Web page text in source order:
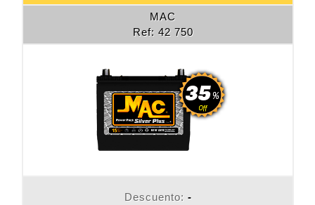
MAC
Ref: 42 750
Descuento: -